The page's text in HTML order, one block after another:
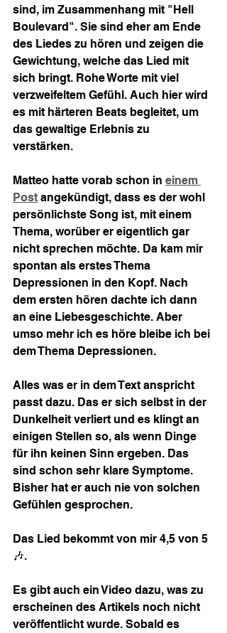
sind, im Zusammenhang mit "Hell
Boulevard". Sie sind eher am Ende
des Liedes zu hören und zeigen die
Gewichtung, welche das Lied mit
sich bringt. Rohe Worte mit viel
verzweifeltem Gefühl. Auch hier wird
es mit härteren Beats begleitet, um
das gewaltige Erlebnis zu
verstärken.
Matteo hatte vorab schon in einem
Post angekündigt, dass es der wohl
persönlichste Song ist, mit einem
Thema, worüber er eigentlich gar
nicht sprechen möchte. Da kam mir
spontan als erstes Thema
Depressionen in den Kopf. Nach
dem ersten hören dachte ich dann
an eine Liebesgeschichte. Aber
umso mehr ich es höre bleibe ich bei
dem Thema Depressionen.
Alles was er in dem Text anspricht
passt dazu. Das er sich selbst in der
Dunkelheit verliert und es klingt an
einigen Stellen so, als wenn Dinge
für ihn keinen Sinn ergeben. Das
sind schon sehr klare Symptome.
Bisher hat er auch nie von solchen
Gefühlen gesprochen.
Das Lied bekommt von mir 4,5 von 5
🎶.
Es gibt auch ein Video dazu, was zu
erscheinen des Artikels noch nicht
veröffentlicht wurde. Sobald es